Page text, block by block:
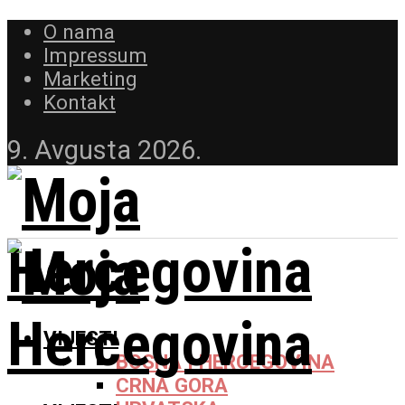
O nama
Impressum
Marketing
Kontakt
9. Avgusta 2026.
VIJESTI
BOSNA I HERCEGOVINA
CRNA GORA